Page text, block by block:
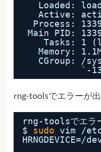
Loaded:
Active:
Process:
Main PID:
Tasks: 1
Memory:
CGroup:
/
`-
rng-toolsでエラーが
rng-toolsでエラ
$ sudo vim
/
HRNGDEVICE=/